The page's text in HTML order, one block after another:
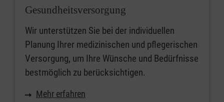
Gesundheitsversorgung
Wir unterstützen Sie bei der individuellen
Planung Ihrer medizinischen und pflegerischen
Versorgung, um Ihre Wünsche und Bedürfnisse
bestmöglich zu berücksichtigen.
Mehr erfahren